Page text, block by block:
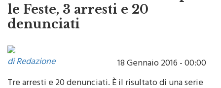
Controlli dei Carabinieri per
le Feste, 3 arresti e 20
di Redazione
18 Gennaio 2016 - 00:00